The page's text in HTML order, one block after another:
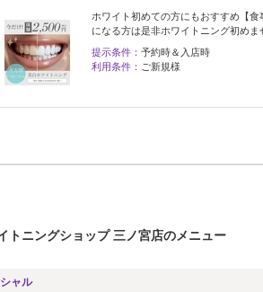
ホワイト初めての方にもおすすめ【
になる方は是非ホワイトニング初めま
提示条件： 予約時＆入店時
利用条件： ご新規様
トニングショップ 三ノ宮店のメニュー
ャル